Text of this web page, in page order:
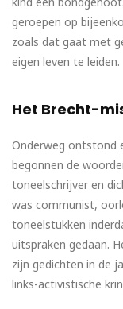
geroepen op
zoals dat gaat met
eigen leven te leiden.
Het Brecht-
Onderweg ontstond
begonnen de
toneelschrijver en
was communist,
toneelstukken
uitspraken gedaan.
zijn gedichten in de
links-activistische